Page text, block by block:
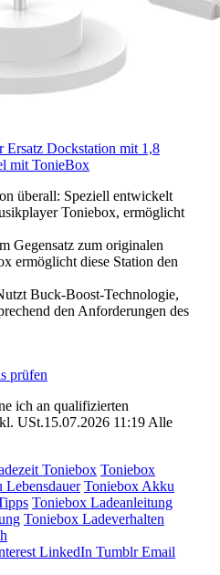
Ersatz Dockstation mit 1,8
mit TonieBox
überall: Speziell entwickelt
Toniebox, ermöglicht
Gegensatz zum originalen
ermöglicht diese Station den
Buck-Boost-Technologie,
den Anforderungen des
prüfen
ich an qualifizierten
USt.15.07.2026 11:19 Alle
Toniebox Toniebox
Toniebox Akku
Toniebox Ladeanleitung
Toniebox Ladeverhalten
LinkedIn Tumblr Email